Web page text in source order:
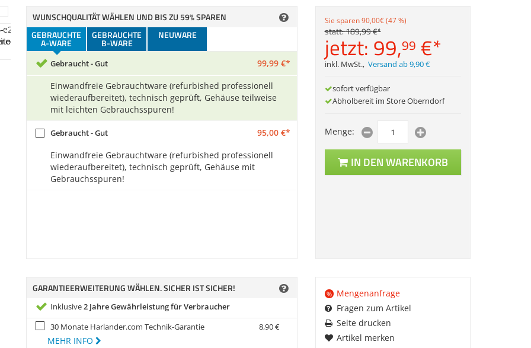
WUNSCHQUALITÄT WÄHLEN UND BIS ZU 59% SPAREN
GEBRAUCHTE
A-WARE
GEBRAUCHTE
B-WARE
NEUWARE
Gebraucht - Gut 99,99 €*
Einwandfreie Gebrauchtware (refurbished professionell
wiederaufbereitet), technisch geprüft, Gehäuse teilweise
mit leichten Gebrauchsspuren!
Gebraucht - Gut 95,00 €*
Einwandfreie Gebrauchtware (refurbished professionell
wiederaufbereitet), technisch geprüft, Gehäuse mit
Gebrauchsspuren!
GARANTIEERWEITERUNG WÄHLEN. SICHER IST SICHER!
Inklusive2 Jahre Gewährleistung für Verbraucher
30 Monate Harlander.com Technik-Garantie
8,90€
MEHR INFO
Sie sparen 90,00€ (47 %)
statt:189,99€*
jetzt: 99,99 €*
inkl. MwSt., Versand ab 9,90 €
sofort verfügbar
Abholbereit im Store Oberndorf
Menge:
IN DEN WARENKORB
%
Mengenanfrage
Fragen zum Artikel
Seite drucken
Artikel merken